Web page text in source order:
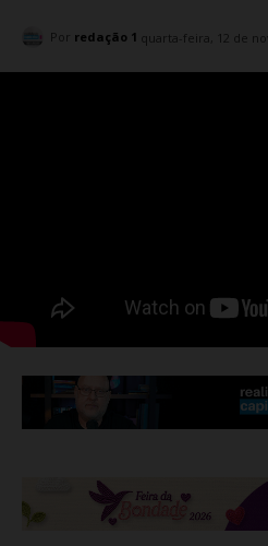
Por redação 1 quarta-feira, 12 de